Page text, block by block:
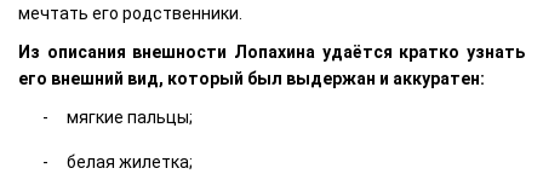
мечтать его родственники.
Из описания внешности Лопахина удаётся кратко узнать
его внешний вид, который был выдержан и аккуратен:
мягкие пальцы;
белая жилетка;